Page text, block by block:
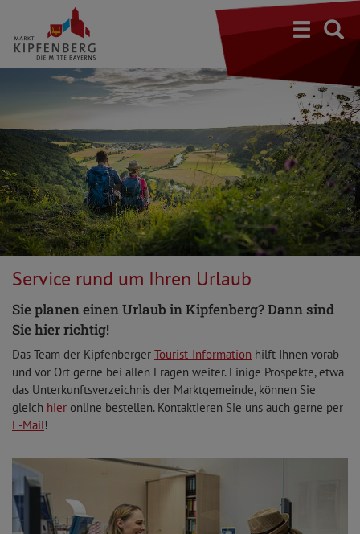
Service rund um Ihren Urlaub
Sie planen einen Urlaub in Kipfenberg? Dann sind
Sie hier richtig!
Das Team der Kipfenberger Tourist-Information hilft Ihnen vorab
und vor Ort gerne bei allen Fragen weiter. Einige Prospekte, etwa
das Unterkunftsverzeichnis der Marktgemeinde, können Sie
gleich hier online bestellen. Kontaktieren Sie uns auch gerne per
E-Mail!